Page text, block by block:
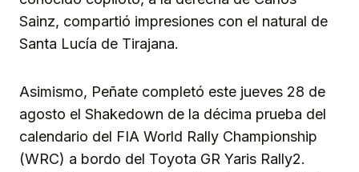
Sainz, compartió impresiones con el natural de
Santa Lucía de Tirajana.
Asimismo, Peñate completó este jueves 28 de
agosto el Shakedown de la décima prueba del
calendario del FIA World Rally Championship
(WRC) a bordo del Toyota GR Yaris Rally2.